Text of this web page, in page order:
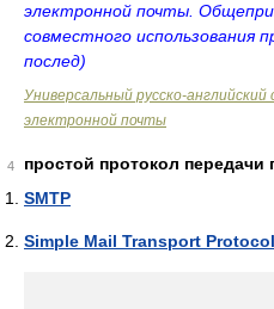
электронной почты.
совместного использования
послед)
Универсальный русско-английский
электронной почты
4
простой протокол передачи
SMTP
Simple Mail Transport Protocol